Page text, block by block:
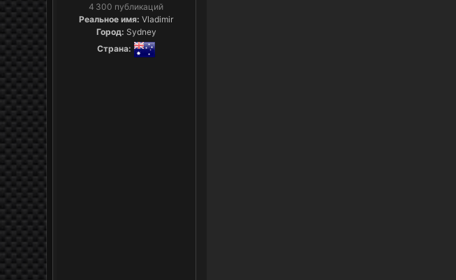
4 300 публикаций
Реальное имя: Vladimir
Город: Sydney
Страна: